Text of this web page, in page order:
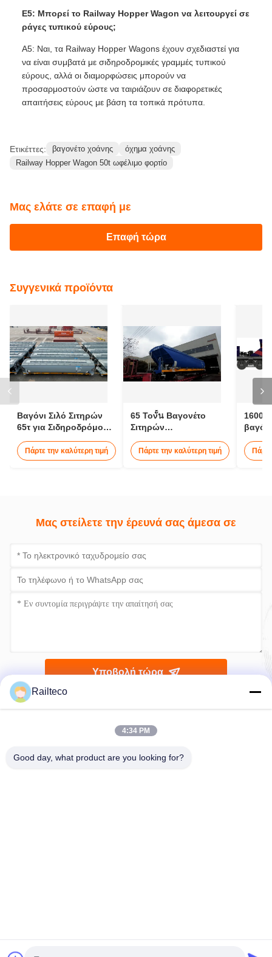
Ε5: Μπορεί το Railway Hopper Wagon να λειτουργεί σε
ράγες τυπικού εύρους;
A5: Ναι, τα Railway Hopper Wagons έχουν σχεδιαστεί για
να είναι συμβατά με σιδηροδρομικές γραμμές τυπικού
εύρους, αλλά οι διαμορφώσεις μπορούν να
προσαρμοστούν ώστε να ταιριάζουν σε διαφορετικές
απαιτήσεις εύρους με βάση τα τοπικά πρότυπα.
Ετικέττες: βαγονέτο χοάνης
όχημα χοάνης
Railway Hopper Wagon 50t ωφέλιμο φορτίο
Μας ελάτε σε επαφή με
Επαφή τώρα
Συγγενικά προϊόντα
Βαγόνι Σιλό Σιτηρών
65τ για Σιδηροδρόμους
Πάρτε την καλύτερη τιμή
65 Τονั้น Βαγονέτο
Σιτηρών
Μέτρα
Πάρτε την καλύτερη τιμή
Μας στείλετε την έρευνά σας άμεσα σε
Υποβολή τώρα
Railteco
4:34 PM
Good day, what product are you looking for?